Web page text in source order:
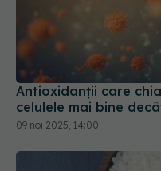
Antioxidanții care
celulele mai bine
09 noi 2025, 14:00